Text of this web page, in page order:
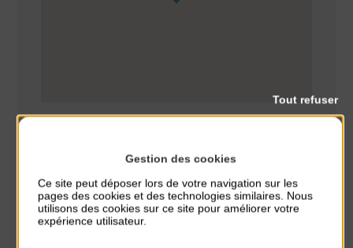
CLASSÉ DANS : Animation Sport
Gestion des cookies
Ce site peut déposer lors de votre navigation sur les
pages des cookies et des technologies similaires. Nous
utilisons des cookies sur ce site pour améliorer votre
expérience utilisateur.
Tout refuser